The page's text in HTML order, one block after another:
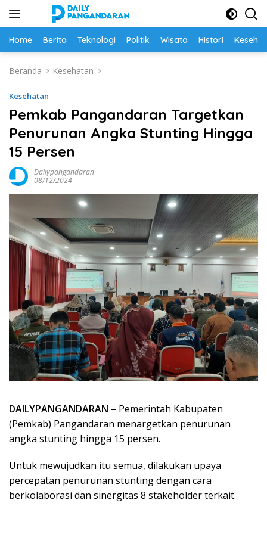
Home Berita Teknologi Politik Wisata Histori
Beranda Kesehatan
Kesehatan
Pemkab Pangandaran Targetkan
Penurunan Angka Stunting Hingga
15 Persen
Dailypangandaran
08/12/2024
DAILYPANGANDARAN – Pemerintah Kabupaten
(Pemkab) Pangandaran menargetkan penurunan
angka stunting hingga 15 persen.
Untuk mewujudkan itu semua, dilakukan upaya
percepatan penurunan stunting dengan cara
berkolaborasi dan sinergitas 8 stakeholder terkait.